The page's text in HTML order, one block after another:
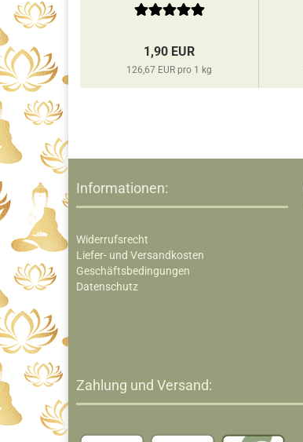
1 kg
1,90 EUR
126,67 EUR pro 1 kg
Informationen:
Widerrufsrecht
Liefer- und Versandkosten
Geschäftsbedingungen
Datenschutz
Zahlung und Versand: